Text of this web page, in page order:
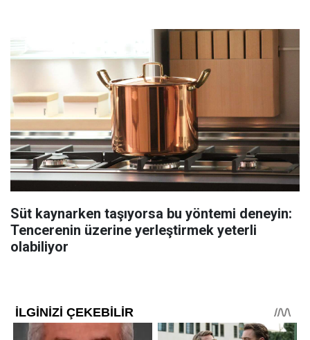
Süt kaynarken taşıyorsa bu yöntemi deneyin:
Tencerenin üzerine yerleştirmek yeterli
olabiliyor